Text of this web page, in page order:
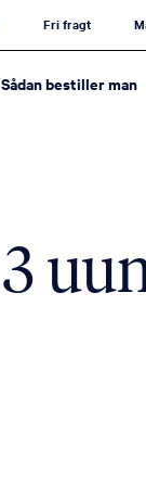
Fri fragt
Sådan bestiller man
3